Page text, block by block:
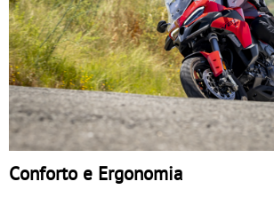
Conforto e Ergonomia